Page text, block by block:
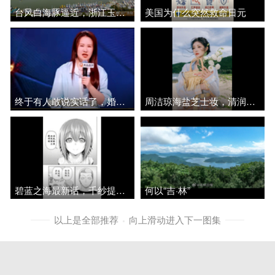
台风白海豚逼近，浙江玉环渔船回港避风 美国为什么突然救命日元
终于有人敢说实话了，婚姻里的忠诚从不是馈赠，是两个人携手同行的最低标准 周洁琼海盐芝士妆，清润简约显清冷海盐感
碧蓝之海最新话，千纱提交结婚登记申请 何以“吉·林”
以上是全部推荐 向上滑动进入下一图集